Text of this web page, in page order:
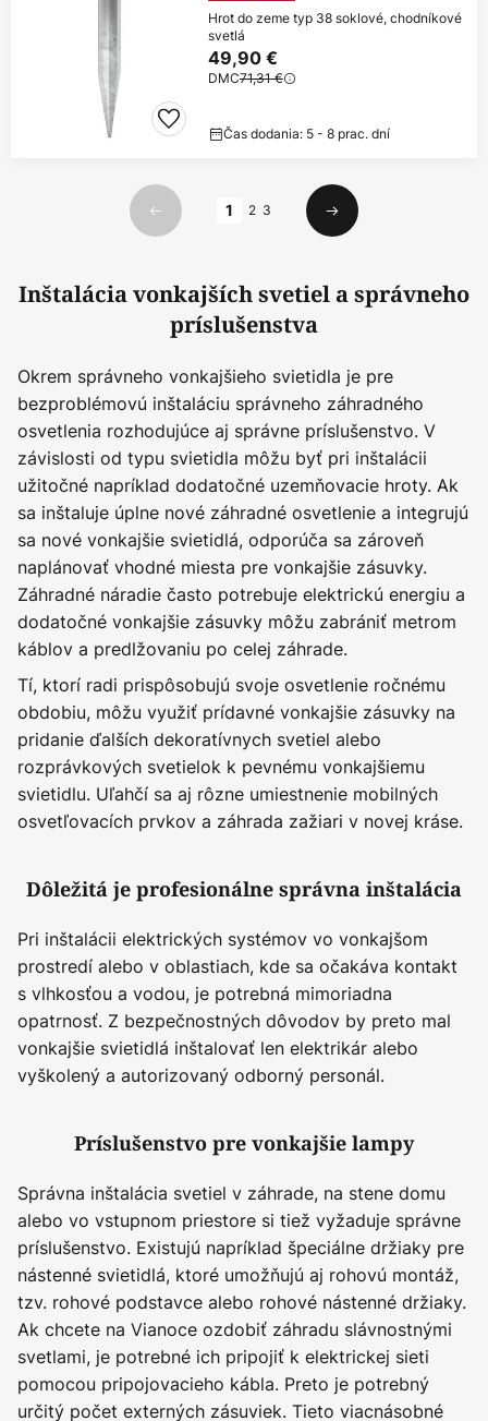
Hrot do zeme typ 38 soklové, chodníkové
svetlá
49,90 €
DMC71,31 €
Čas dodania: 5 - 8 prac. dní
Predchádzajúci
1 2 3
Ďalší
Inštalácia vonkajších svetiel a správneho
príslušenstva
Okrem správneho vonkajšieho svietidla je pre
bezproblémovú inštaláciu správneho záhradného
osvetlenia rozhodujúce aj správne príslušenstvo. V
závislosti od typu svietidla môžu byť pri inštalácii
užitočné napríklad dodatočné uzemňovacie hroty. Ak
sa inštaluje úplne nové záhradné osvetlenie a integrujú
sa nové vonkajšie svietidlá, odporúča sa zároveň
naplánovať vhodné miesta pre vonkajšie zásuvky.
Záhradné náradie často potrebuje elektrickú energiu a
dodatočné vonkajšie zásuvky môžu zabrániť metrom
káblov a predlžovaniu po celej záhrade.
Tí, ktorí radi prispôsobujú svoje osvetlenie ročnému
obdobiu, môžu využiť prídavné vonkajšie zásuvky na
pridanie ďalších dekoratívnych svetiel alebo
rozprávkových svetielok k pevnému vonkajšiemu
svietidlu. Uľahčí sa aj rôzne umiestnenie mobilných
osvetľovacích prvkov a záhrada zažiari v novej kráse.
Dôležitá je profesionálne správna inštalácia
Pri inštalácii elektrických systémov vo vonkajšom
prostredí alebo v oblastiach, kde sa očakáva kontakt
s vlhkosťou a vodou, je potrebná mimoriadna
opatrnosť. Z bezpečnostných dôvodov by preto mal
vonkajšie svietidlá inštalovať len elektrikár alebo
vyškolený a autorizovaný odborný personál.
Príslušenstvo pre vonkajšie lampy
Správna inštalácia svetiel v záhrade, na stene domu
alebo vo vstupnom priestore si tiež vyžaduje správne
príslušenstvo. Existujú napríklad špeciálne držiaky pre
nástenné svietidlá, ktoré umožňujú aj rohovú montáž,
tzv. rohové podstavce alebo rohové nástenné držiaky.
Ak chcete na Vianoce ozdobiť záhradu slávnostnými
svetlami, je potrebné ich pripojiť k elektrickej sieti
pomocou pripojovacieho kábla. Preto je potrebný
určitý počet externých zásuviek. Tieto viacnásobné